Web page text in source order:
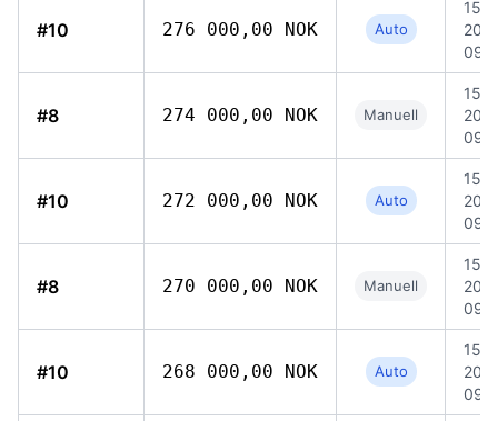
#10 276 000,00 NOK Auto
15
#8 274 000,00 NOK Manuell
15
#10 272 000,00 NOK Auto
15
#8 270 000,00 NOK Manuell
15
#10 268 000,00 NOK Auto
15